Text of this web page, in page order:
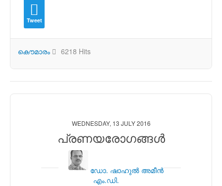
Tweet
കൌമാരം 6218 Hits
WEDNESDAY, 13 JULY 2016
പ്രണയരോഗങ്ങള്‍
ഡോ. ഷാഹുല്‍ അമീന്‍
എം.ഡി.